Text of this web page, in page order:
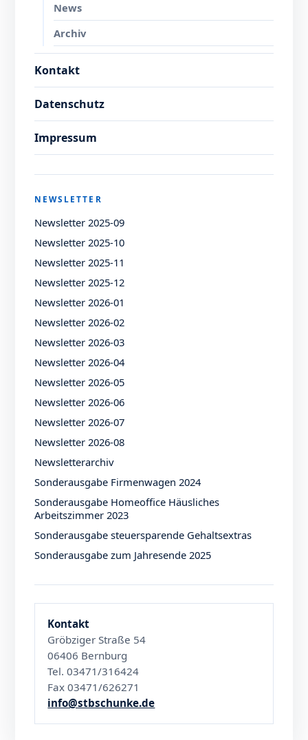
News
Archiv
Kontakt
Datenschutz
Impressum
NEWSLETTER
Newsletter 2025-09
Newsletter 2025-10
Newsletter 2025-11
Newsletter 2025-12
Newsletter 2026-01
Newsletter 2026-02
Newsletter 2026-03
Newsletter 2026-04
Newsletter 2026-05
Newsletter 2026-06
Newsletter 2026-07
Newsletter 2026-08
Newsletterarchiv
Sonderausgabe Firmenwagen 2024
Sonderausgabe Homeoffice Häusliches
Arbeitszimmer 2023
Sonderausgabe steuersparende Gehaltsextras
Sonderausgabe zum Jahresende 2025
Kontakt
Gröbziger Straße 54
06406 Bernburg
Tel. 03471/316424
Fax 03471/626271
info@stbschunke.de